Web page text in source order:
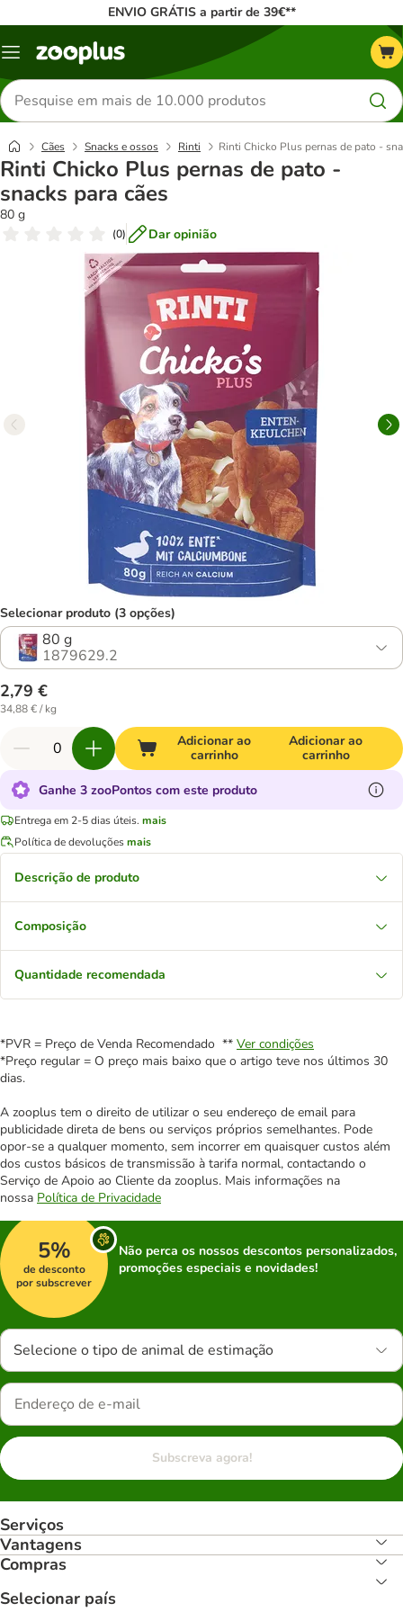
ENVIO GRÁTIS a partir de 39€**
Menu
Pesquisar
produtos
Cães Snacks e ossos Rinti Rinti Chicko Plus pernas de pato -
Rinti Chicko Plus pernas de pato -
snacks para cães
80 g
(0) Dar opinião
Selecionar produto (3 opções)
80 g
1879629.2
2,79 €
34,88 € / kg
Adicionar ao
carrinho
Adicionar ao
carrinho
Ganhe 3 zooPontos com este produto
Entrega em 2-5 dias úteis. mais
Política de devoluçõesmais
Descrição de produto
Composição
Quantidade recomendada
*PVR = Preço de Venda Recomendado ** Ver condições
*Preço regular = O preço mais baixo que o artigo teve nos últimos 30
dias.
A zooplus tem o direito de utilizar o seu endereço de email para
publicidade direta de bens ou serviços próprios semelhantes. Pode
opor-se a qualquer momento, sem incorrer em quaisquer custos além
dos custos básicos de transmissão à tarifa normal, contactando o
Serviço de Apoio ao Cliente da zooplus. Mais informações na
nossa Política de Privacidade
5%
de desconto
por subscrever
Não perca os nossos descontos personalizados,
promoções especiais e novidades!
Selecione o tipo de animal de estimação
Subscreva agora!
Serviços
Vantagens
Compras
Selecionar país